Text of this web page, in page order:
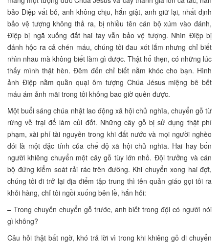
bảo Điệp vất bỏ, anh không chịu, hắn giật, anh giữ lại, nhất định
bảo vệ tượng không thả ra, bị nhiều tên cán bộ xúm vào đánh,
Điệp bị ngã xuống đất hai tay vẫn bảo vệ tượng. Nhìn Điệp bị
đánh hộc ra cả chén máu, chúng tôi đau xót lắm nhưng chỉ biết
nhìn nhau mà không biết làm gì được. Thật hổ thẹn, có những lúc
thấy mình thật hèn. Đêm đến chỉ biết nằm khóc cho bạn. Hình
ảnh Điệp nằm quằn quại ôm tượng Chúa Jésus miệng bê bết
máu ám ảnh mãi trong tôi không bao giờ quên được.
Một buổi sáng chúa nhật lao động xã hội chủ nghĩa, chuyển gỗ từ
rừng về trại để làm củi đốt. Những cây gỗ bị sử dụng thật phí
phạm, xài phí tài nguyên trong khi đất nước và mọi người nghèo
đói là một đặc tính của chế độ xã hội chủ nghĩa. Hai hay bốn
người khiêng chuyển một cây gỗ tùy lớn nhỏ. Đội trưởng và cán
bộ đứng kiểm soát rải rác trên đường. Khi chuyển xong hai đợt,
chúng tôi đi trở lại địa điểm tập trung thì tên quản giáo gọi tôi ra
khỏi hàng, chỉ tôi ngồi xuống bên lề, hắn hỏi:
– Trong chuyến chuyển gỗ trước, anh biết trong đội có người nói
gì không?
Câu hỏi thật bất ngờ, khó trả lời vì trong khi khiêng gỗ di chuyển